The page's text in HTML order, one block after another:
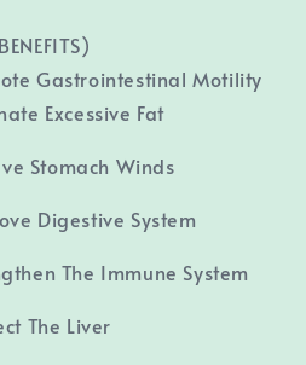
Gastrointestinal Motility
Excessive Fat
Stomach Winds
Digestive System
The Immune System
The Liver